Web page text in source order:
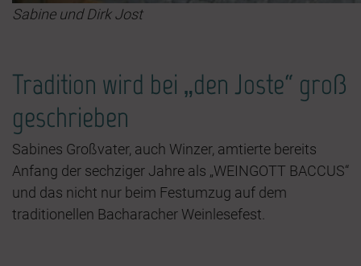
Sabine und Dirk Jost
Tradition wird bei „den Joste“ groß
geschrieben
Sabines Großvater, auch Winzer, amtierte bereits
Anfang der sechziger Jahre als „WEINGOTT BACCUS“
und das nicht nur beim Festumzug auf dem
traditionellen Bacharacher Weinlesefest.